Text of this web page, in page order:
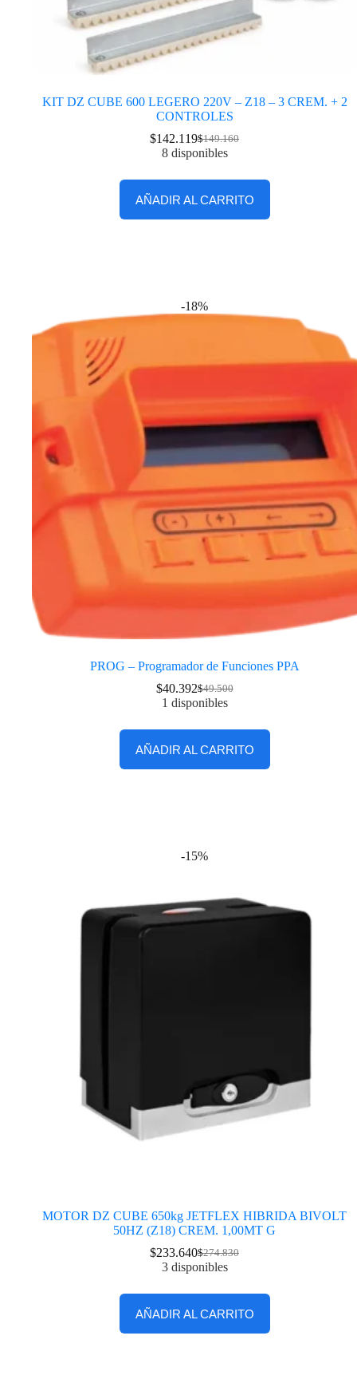
KIT DZ CUBE 600 LEGERO 220V – Z18 – 3 CREM. + 2
CONTROLES
$149.160
$142.119
8 disponibles
AÑADIR AL CARRITO
-18%
PROG – Programador de Funciones PPA
$49.500
$40.392
1 disponibles
AÑADIR AL CARRITO
-15%
MOTOR DZ CUBE 650kg JETFLEX HIBRIDA BIVOLT
50HZ (Z18) CREM. 1,00MT G
$274.830
$233.640
3 disponibles
AÑADIR AL CARRITO